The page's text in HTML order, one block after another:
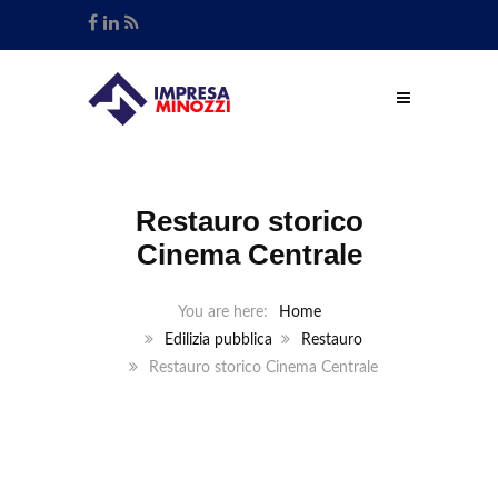
Restauro storico
Cinema Centrale
Home
Edilizia pubblica
Restauro
Restauro storico Cinema Centrale